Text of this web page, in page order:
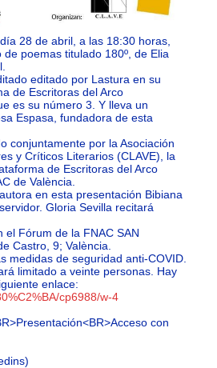
28 de abril, a las 18:30 horas,
poemas titulado 180º, de Elia
editado por Lastura en su
de Escritoras del Arco
es su número 3. Y lleva un
Espasa, fundadora de esta
conjuntamente por la Asociación
y Críticos Literarios (CLAVE), la
de Escritoras del Arco
de València.
en esta presentación Bibiana
Gloria Sevilla recitará
el Fórum de la FNAC SAN
Castro, 9; València.
medidas de seguridad anti-COVID.
limitado a veinte personas. Hay
enlace:
cp6988/w-4
con